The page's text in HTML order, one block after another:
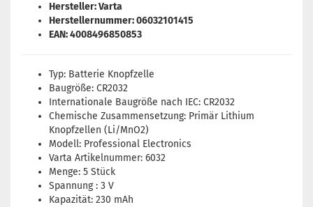
Hersteller: Varta
Herstellernummer: 06032101415
EAN: 4008496850853
Typ: Batterie Knopfzelle
Baugröße: CR2032
Internationale Baugröße nach IEC: CR2032
Chemische Zusammensetzung: Primär Lithium
Knopfzellen (Li/MnO2)
Modell: Professional Electronics
Varta Artikelnummer: 6032
Menge: 5 Stück
Spannung : 3 V
Kapazität: 230 mAh